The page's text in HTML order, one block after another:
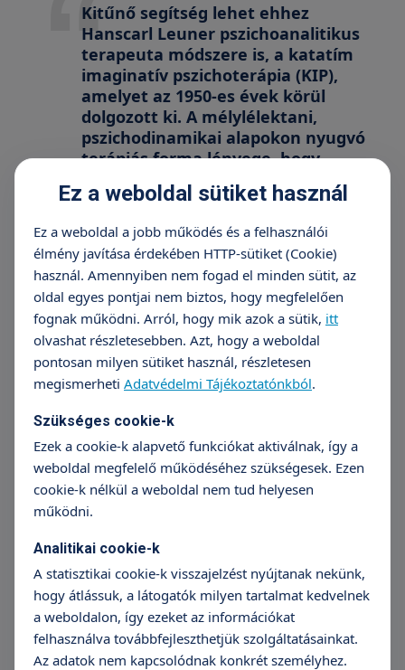
Kitűnő segítség lehet ehhez
Hanscarl Leuner pszichoanalitikus
terapeuta módszere is, a katatím
imaginatív pszichoterápia (KIP),
amelyet az 1950-es évek körül
dolgozott ki. A mélylélektani,
pszichodinamikai alapokon nyugvó
terápiás forma lényege, hogy
képekbe csomagoljuk a tudatalattit,
úgy hozzuk fel, és tudunk vele
dolgozni – említi a szülész-
nőgyógyász, akinek az a
tapasztalata, hogy ha nemcsak a
szervet, hanem a lelket is
gyógyítjuk, dupla a siker, sőt akár a
felépülés is gyorsabb lehet, vagy
akár a műtéti beavatkozások is
elkerülhetőek.
Dr. Ruzicska Zsolt úgy látja, az
esetek egy részében, miután
felszínre tört a lelki konfliktus
forrása, a páciensek fellélegeznek, és
esetek másik részében viszont
szükség van pszichiáterhez vagy
pszichológushoz történő
továbbirányításra, melyben ő mindig
segítő kezet nyújt.
Ez a weboldal sütiket használ
Ez a weboldal a jobb működés és a felhasználói
élmény javítása érdekében HTTP-sütiket (Cookie)
használ. Amennyiben nem fogad el minden sütit, az
oldal egyes pontjai nem biztos, hogy megfelelően
fognak működni. Arról, hogy mik azok a sütik, itt
olvashat részletesebben. Azt, hogy a weboldal
pontosan milyen sütiket használ, részletesen
megismerheti Adatvédelmi Tájékoztatónkból.
Szükséges cookie-k
Ezek a cookie-k alapvető funkciókat aktiválnak, így a
weboldal megfelelő működéséhez szükségesek. Ezen
cookie-k nélkül a weboldal nem tud helyesen
működni.
Analitikai cookie-k
A statisztikai cookie-k visszajelzést nyújtanak nekünk,
hogy átlássuk, a látogatók milyen tartalmat kedvelnek
a weboldalon, így ezeket az információkat
felhasználva továbbfejleszthetjük szolgáltatásainkat.
Az adatok nem kapcsolódnak konkrét személyhez.